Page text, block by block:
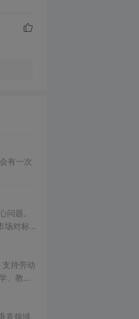
有一次
问题。
场对标及
持劳动
、教育
直领域